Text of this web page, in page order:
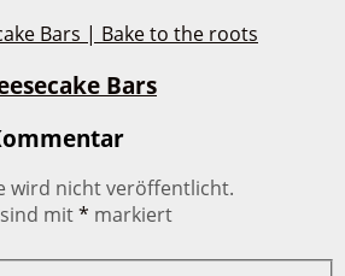
Bars
wird nicht veröffentlicht.
mit* markiert